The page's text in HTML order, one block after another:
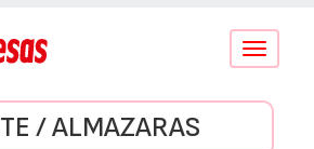
Conmutar
/ ALMAZARAS